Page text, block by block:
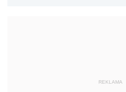
REKLAMA